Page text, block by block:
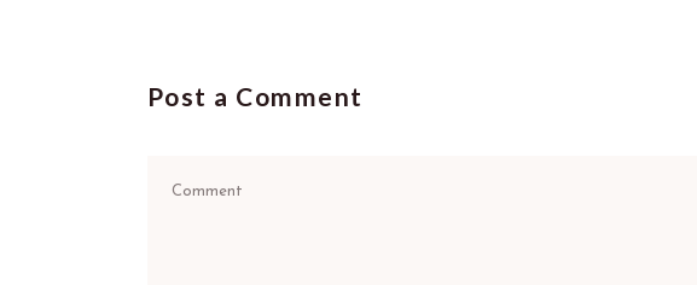
Post a Comment